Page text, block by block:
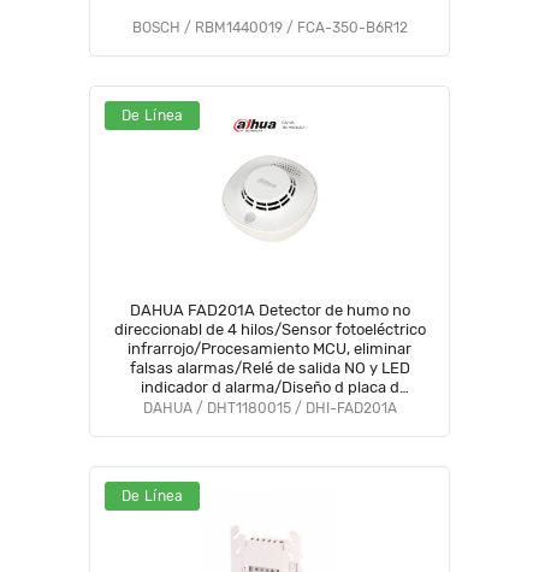
BOSCH / RBM1440019 / FCA-350-B6R12
De Línea
DAHUA FAD201A Detector de humo no
direccionabl de 4 hilos/Sensor fotoeléctrico
infrarrojo/Procesamiento MCU, eliminar
falsas alarmas/Relé de salida NO y LED
indicador d alarma/Diseño d placa d
circuito d dispositivo d montaje
DAHUA / DHT1180015 / DHI-FAD201A
De Línea